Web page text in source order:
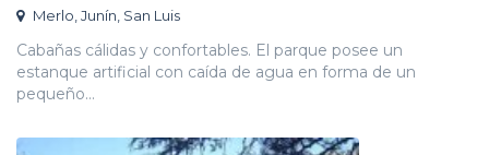
Merlo, Junín, San Luis
Cabañas cálidas y confortables. El parque posee un
estanque artificial con caída de agua en forma de un
pequeño...